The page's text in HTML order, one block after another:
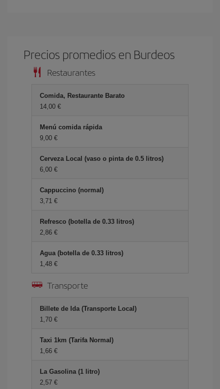
Precios promedios en Burdeos
Restaurantes
Comida, Restaurante Barato
14,00 €
Menú comida rápida
9,00 €
Cerveza Local (vaso o pinta de 0.5 litros)
6,00 €
Cappuccino (normal)
3,71 €
Refresco (botella de 0.33 litros)
2,86 €
Agua (botella de 0.33 litros)
1,48 €
Transporte
Billete de Ida (Transporte Local)
1,70 €
Taxi 1km (Tarifa Normal)
1,66 €
La Gasolina (1 litro)
2,57 €